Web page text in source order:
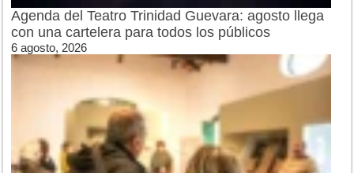
Agenda del Teatro Trinidad Guevara: agosto llega
con una cartelera para todos los públicos
6 agosto, 2026